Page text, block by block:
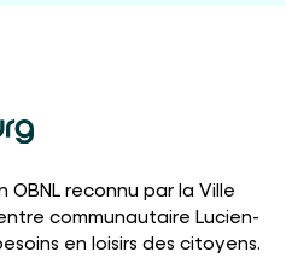
OBNL reconnu par la Ville
communautaire Lucien-
en loisirs des citoyens.